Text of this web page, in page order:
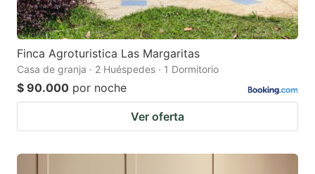
Finca Agroturistica Las Margaritas
Casa de granja · 2 Huéspedes · 1 Dormitorio
$ 90.000 por noche
Ver oferta